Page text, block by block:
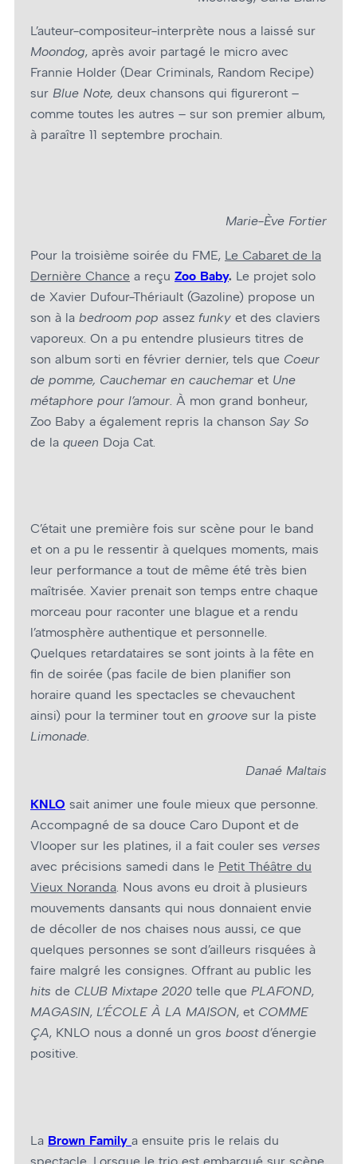
L’auteur-compositeur-interprète nous a laissé sur
Moondog, après avoir partagé le micro avec
Frannie Holder (Dear Criminals, Random Recipe)
sur Blue Note, deux chansons qui figureront –
comme toutes les autres – sur son premier album,
à paraître 11 septembre prochain.
Marie-Ève Fortier
Pour la troisième soirée du FME, Le Cabaret de la
Dernière Chance a reçu Zoo Baby. Le projet solo
de Xavier Dufour-Thériault (Gazoline) propose un
son à la bedroom pop assez funky et des claviers
vaporeux. On a pu entendre plusieurs titres de
son album sorti en février dernier, tels que Cœur
de pomme, Cauchemar en cauchemar et Une
métaphore pour l’amour . À mon grand bonheur,
Zoo Baby a également repris la chanson Say So
de la queen Doja Cat.
C’était une première fois sur scène pour le band
et on a pu le ressentir à quelques moments, mais
leur performance a tout de même été très bien
maîtrisée. Xavier prenait son temps entre chaque
morceau pour raconter une blague et a rendu
l’atmosphère authentique et personnelle.
Quelques retardataires se sont joints à la fête en
fin de soirée (pas facile de bien planifier son
horaire quand les spectacles se chevauchent
ainsi) pour la terminer tout en groove sur la piste
Limonade.
Danaé Maltais
KNLO sait animer une foule mieux que personne.
Accompagné de sa douce Caro Dupont et de
Vlooper sur les platines, il a fait couler ses verses
avec précisions samedi dans le Petit Théâtre du
Vieux Noranda. Nous avons eu droit à plusieurs
mouvements dansants qui nous donnaient envie
de décoller de nos chaises nous aussi, ce que
quelques personnes se sont d’ailleurs risquées à
faire malgré les consignes. Offrant au public les
hits de CLUB Mixtape 2020 telle que PLAFOND,
MAGASIN, L’ÉCOLE À LA MAISON, et COMME
ÇA, KNLO nous a donné un gros boostd’énergie
positive.
La Brown Family a ensuite pris le relais du
spectacle. Lorsque le trio est embarqué sur scène,